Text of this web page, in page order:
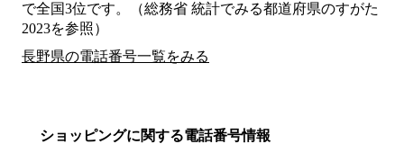
で全国3位です。（総務省 統計でみる都道府県のすがた
2023を参照）
長野県の電話番号一覧をみる
ショッピングに関する電話番号情報